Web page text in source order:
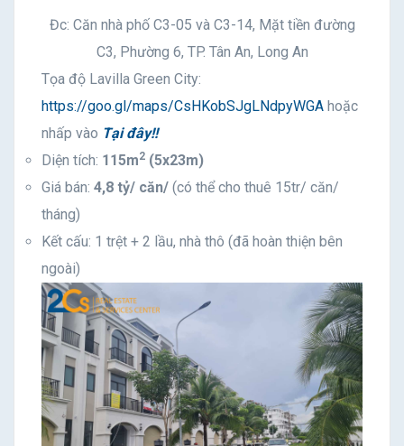
Đc: Căn nhà phố C3-05 và C3-14, Mặt tiền đường
C3, Phường 6, TP. Tân An, Long An
Tọa độ Lavilla Green City:
https://goo.gl/maps/CsHKobSJgLNdpyWGA hoặc
nhấp vào Tại đây!!
Diện tích: 115m2 (5x23m)
Giá bán: 4,8 tỷ/ căn/ (có thể cho thuê 15tr/ căn/
tháng)
Kết cấu: 1 trệt + 2 lầu, nhà thô (đã hoàn thiện bên
ngoài)